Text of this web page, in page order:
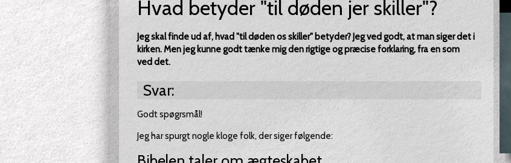
Hvad betyder "til døden jer skiller"?
Jeg skal finde ud af, hvad "til døden os skiller" betyder? Jeg ved godt, at man siger det i
kirken. Men jeg kunne godt tænke mig den rigtige og præcise forklaring, fra en som
ved det.
Svar:
Godt spøgrsmål!
Jeg har spurgt nogle kloge folk, der siger følgende: